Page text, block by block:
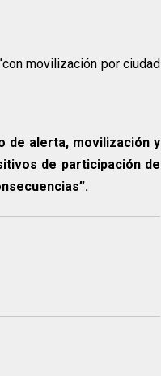
movilización por ciudad
de alerta, movilización y
de participación de